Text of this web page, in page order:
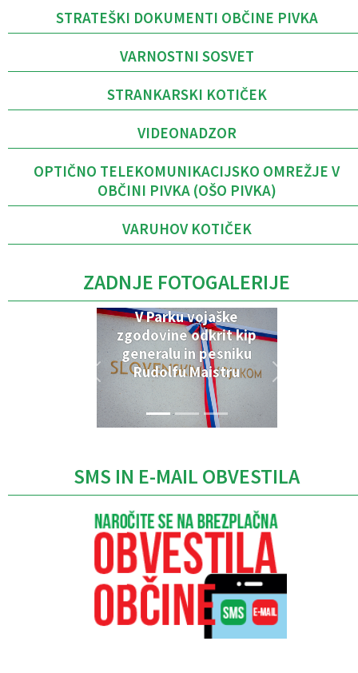
STRATEŠKI DOKUMENTI OBČINE PIVKA
VARNOSTNI SOSVET
STRANKARSKI KOTIČEK
VIDEONADZOR
OPTIČNO TELEKOMUNIKACIJSKO OMREŽJE V
OBČINI PIVKA (OŠO PIVKA)
VARUHOV KOTIČEK
ZADNJE FOTOGALERIJE
V Parku vojaške
zgodovine odkrit kip
generalu in pesniku
Rudolfu Maistru
SMS IN E-MAIL OBVESTILA